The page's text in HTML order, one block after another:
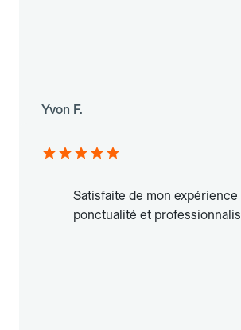
Yvon F.
Satisfaite de mon expérience
ponctualité et